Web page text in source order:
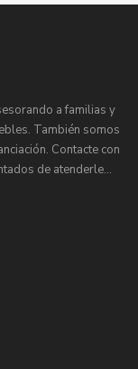
a familias y
También somos
Contacte con
de atenderle…